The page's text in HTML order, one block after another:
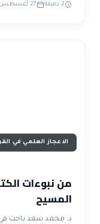
2 دقيقة 27 أغسطس 2024
الاعجاز العلمي في
من نبوءات
المسيح
د. محمد سعد باحث في